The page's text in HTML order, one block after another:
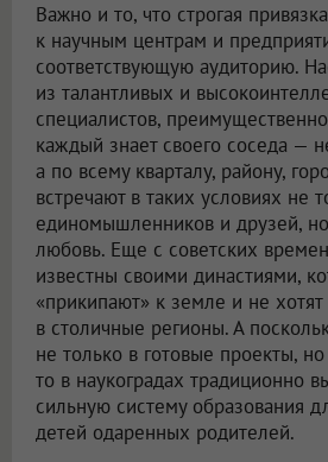
Важно и то, что строгая
к научным центрам и
соответствующую аудиторию.
из талантливых и
специалистов,
каждый знает своего соседа —
а по всему кварталу, району,
встречают в таких условиях не
единомышленников и друзей,
любовь. Еще с советских
известны своими династиями,
«прикипают» к земле и не хотят
в столичные регионы. А
не только в готовые проекты,
то в наукоградах традиционно
сильную систему образования
детей одаренных родителей.